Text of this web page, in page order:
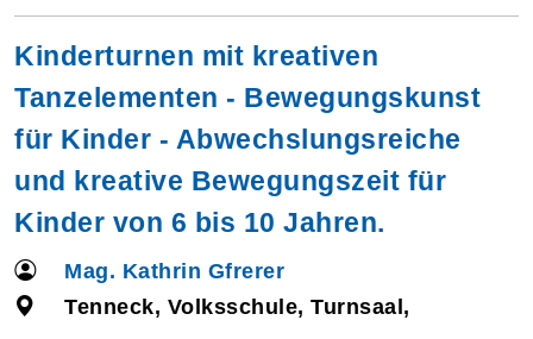
Kinderturnen mit kreativen
Tanzelementen - Bewegungskunst
für Kinder - Abwechslungsreiche
und kreative Bewegungszeit für
Kinder von 6 bis 10 Jahren.
Mag. Kathrin Gfrerer
Tenneck, Volksschule, Turnsaal,